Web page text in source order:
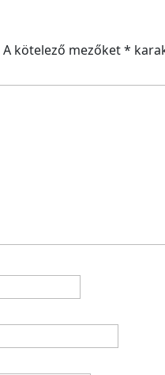
A kötelező mezőket*